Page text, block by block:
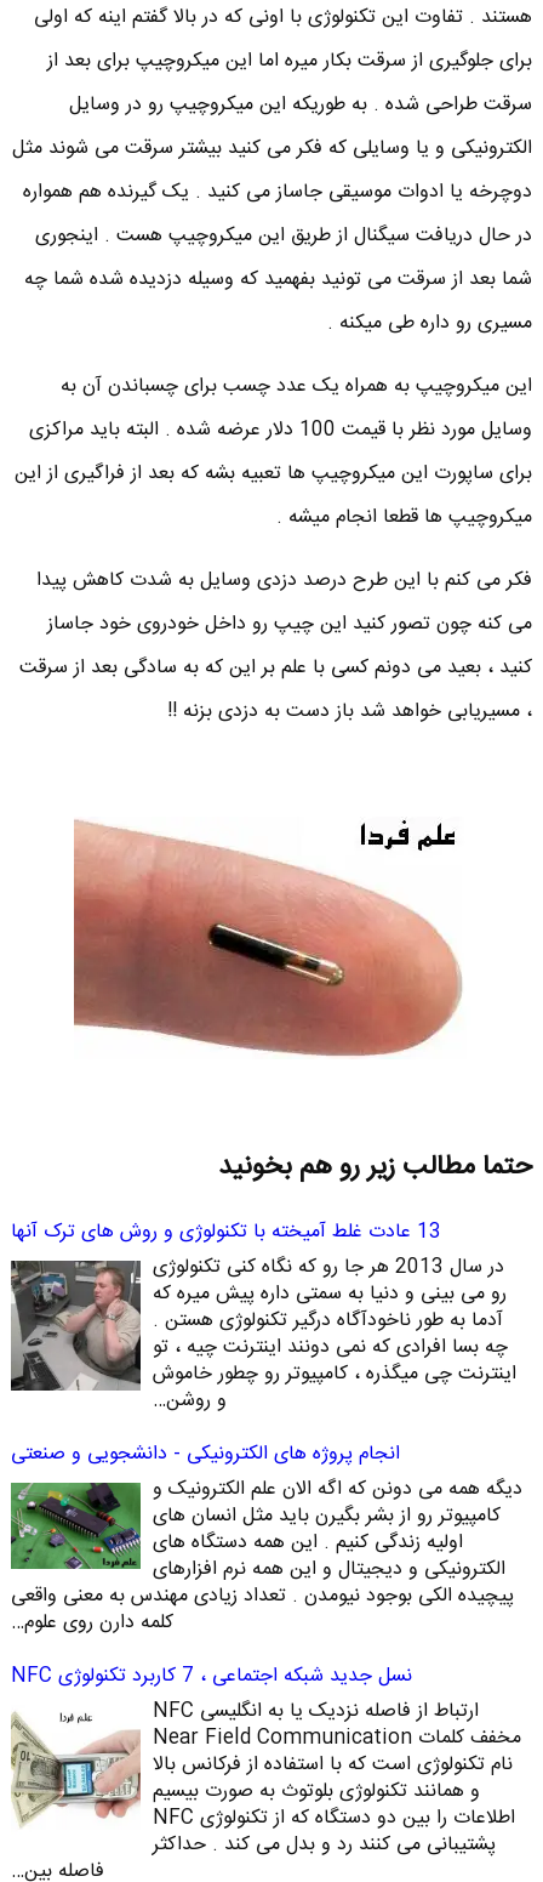
هستند . تفاوت این تکنولوژی با اونی که در بالا گفتم اینه که اولی
برای جلوگیری از سرقت بکار میره اما این میکروچیپ برای بعد از
سرقت طراحی شده . به طوریکه این میکروچیپ رو در وسایل
الکترونیکی و یا وسایلی که فکر می کنید بیشتر سرقت می شوند مثل
دوچرخه یا ادوات موسیقی جاساز می کنید . یک گیرنده هم همواره
در حال دریافت سیگنال از طریق این میکروچیپ هست . اینجوری
شما بعد از سرقت می تونید بفهمید که وسیله دزدیده شده شما چه
مسیری رو داره طی میکنه .
این میکروچیپ به همراه یک عدد چسب برای چسباندن آن به
وسایل مورد نظر با قیمت 100 دلار عرضه شده . البته باید مراکزی
برای ساپورت این میکروچیپ ها تعبیه بشه که بعد از فراگیری از این
میکروچیپ ها قطعا انجام میشه .
فکر می کنم با این طرح درصد دزدی وسایل به شدت کاهش پیدا
می کنه چون تصور کنید این چیپ رو داخل خودروی خود جاساز
کنید ، بعید می دونم کسی با علم بر این که به سادگی بعد از سرقت
، مسیریابی خواهد شد باز دست به دزدی بزنه !!
حتما مطالب زیر رو هم بخونید
13 عادت غلط آمیخته با تکنولوژی و روش های ترک آنها
در سال 2013 هر جا رو که نگاه کنی تکنولوژی
رو می بینی و دنیا به سمتی داره پیش میره که
آدما به طور ناخودآگاه درگیر تکنولوژی هستن .
چه بسا افرادی که نمی دونند اینترنت چیه ، تو
اینترنت چی میگذره ، کامپیوتر رو چطور خاموش
و روشن…
انجام پروژه های الکترونیکی - دانشجویی و صنعتی
دیگه همه می دونن که اگه الان علم الکترونیک و
کامپیوتر رو از بشر بگیرن باید مثل انسان های
اولیه زندگی کنیم . این همه دستگاه های
الکترونیکی و دیجیتال و این همه نرم افزارهای
پیچیده الکی بوجود نیومدن . تعداد زیادی مهندس به معنی واقعی
کلمه دارن روی علوم…
نسل جدید شبکه اجتماعی ، 7 کاربرد تکنولوژی NFC
ارتباط از فاصله نزدیک یا به انگلیسی NFC
مخفف کلمات Near Field Communication
نام تکنولوژی است که با استفاده از فرکانس بالا
و همانند تکنولوژی بلوتوث به صورت بیسیم
اطلاعات را بین دو دستگاه که از تکنولوژی NFC
پشتیبانی می کنند رد و بدل می کند . حداکثر
فاصله بین…